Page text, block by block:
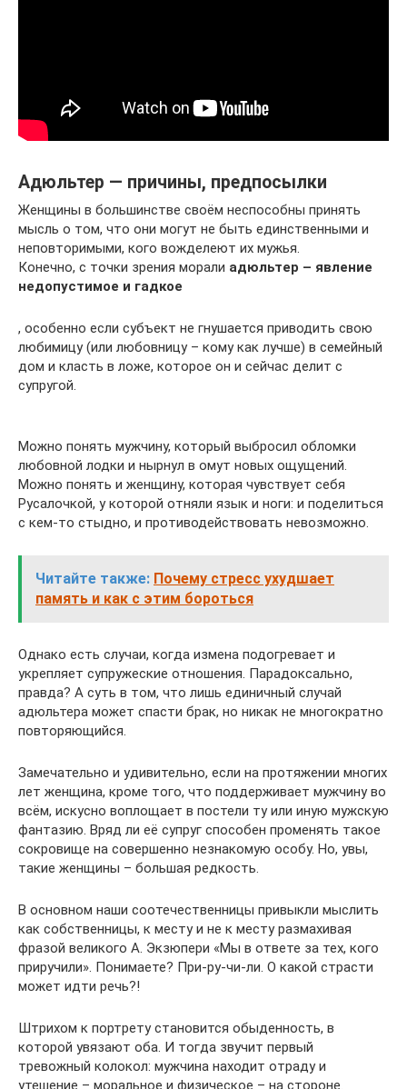
Адюльтер — причины, предпосылки
Женщины в большинстве своём неспособны принять
мысль о том, что они могут не быть единственными и
неповторимыми, кого вожделеют их мужья.
Конечно, с точки зрения морали адюльтер – явление
недопустимое и гадкое
, особенно если субъект не гнушается приводить свою
любимицу (или любовницу – кому как лучше) в семейный
дом и класть в ложе, которое он и сейчас делит с
супругой.
Можно понять мужчину, который выбросил обломки
любовной лодки и нырнул в омут новых ощущений.
Можно понять и женщину, которая чувствует себя
Русалочкой, у которой отняли язык и ноги: и поделиться
с кем-то стыдно, и противодействовать невозможно.
Читайте также: Почему стресс ухудшает
память и как с этим бороться
Однако есть случаи, когда измена подогревает и
укрепляет супружеские отношения. Парадоксально,
правда? А суть в том, что лишь единичный случай
адюльтера может спасти брак, но никак не многократно
повторяющийся.
Замечательно и удивительно, если на протяжении многих
лет женщина, кроме того, что поддерживает мужчину во
всём, искусно воплощает в постели ту или иную мужскую
фантазию. Вряд ли её супруг способен променять такое
сокровище на совершенно незнакомую особу. Но, увы,
такие женщины – большая редкость.
В основном наши соотечественницы привыкли мыслить
как собственницы, к месту и не к месту размахивая
фразой великого А. Экзюпери «Мы в ответе за тех, кого
приручили». Понимаете? При-ру-чи-ли. О какой страсти
может идти речь?!
Штрихом к портрету становится обыденность, в
которой увязают оба. И тогда звучит первый
тревожный колокол: мужчина находит отраду и
утешение – моральное и физическое – на стороне.